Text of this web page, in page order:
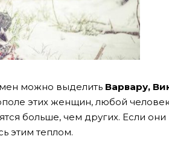
можно выделить Варвару,
этих женщин, любой
больше, чем других. Если
этим теплом.